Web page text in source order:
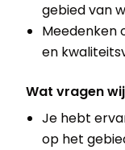
gebied van
Meedenken
en
Wat vragen
Je hebt
op het